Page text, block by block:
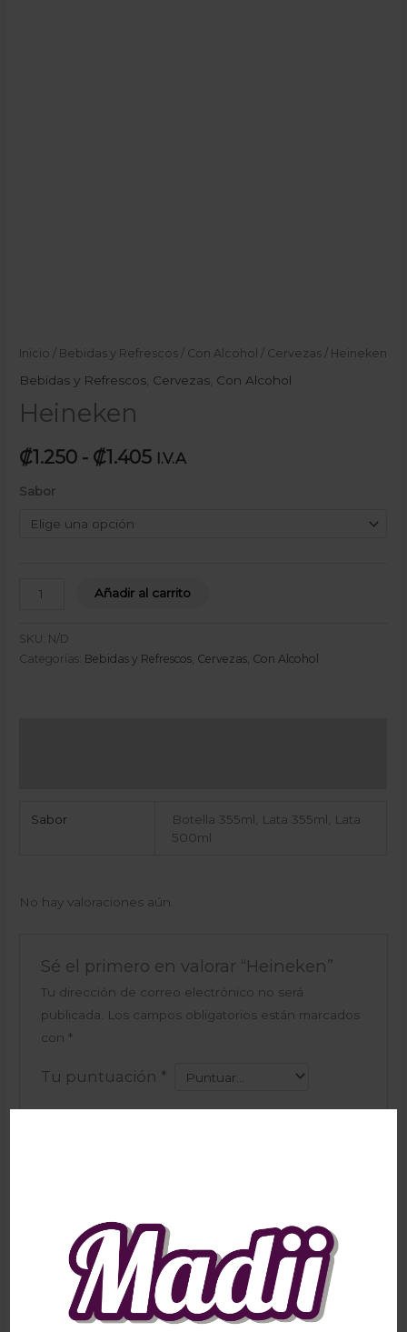
Inicio / Bebidas y Refrescos / Con Alcohol / Cervezas / Heineken
Bebidas y Refrescos Cervezas Con Alcohol
Heineken
₡1.250 - ₡1.405 I.V.A
Sabor
Añadir al carrito
SKU: N/D
Categorías: Bebidas y Refrescos Cervezas Con Alcohol
Sabor
Botella 355ml, Lata 355ml, Lata
500ml
No hay valoraciones aún.
Sé el primero en valorar “Heineken”
Tu dirección de correo electrónico no será
publicada.
Los campos obligatorios están marcados
con *
Tu puntuación *
Nombre*
Correo electrónico*